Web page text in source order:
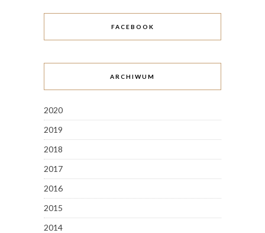
FACEBOOK
ARCHIWUM
2020
2019
2018
2017
2016
2015
2014